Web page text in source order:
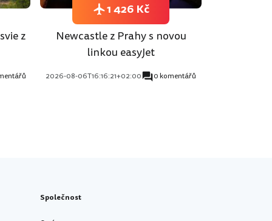
z
Newcastle z Prahy s novou
linkou easyJet
2026-08-06T16:16:21+02:00 0 komentářů
1 426 Kč
Společnost